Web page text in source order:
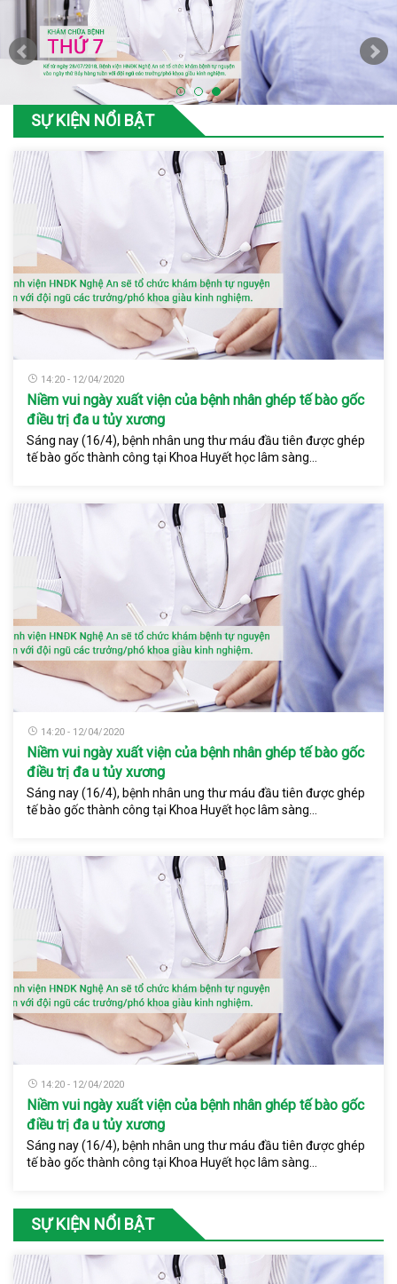
SỰ KIỆN NỔI BẬT
14:20 - 12/04/2020
Niềm vui ngày xuất viện của bệnh nhân ghép tế bào gốc
điều trị đa u tủy xương
Sáng nay (16/4), bệnh nhân ung thư máu đầu tiên được ghép
tế bào gốc thành công tại Khoa Huyết học lâm sàng...
14:20 - 12/04/2020
Niềm vui ngày xuất viện của bệnh nhân ghép tế bào gốc
điều trị đa u tủy xương
Sáng nay (16/4), bệnh nhân ung thư máu đầu tiên được ghép
tế bào gốc thành công tại Khoa Huyết học lâm sàng...
14:20 - 12/04/2020
Niềm vui ngày xuất viện của bệnh nhân ghép tế bào gốc
điều trị đa u tủy xương
Sáng nay (16/4), bệnh nhân ung thư máu đầu tiên được ghép
tế bào gốc thành công tại Khoa Huyết học lâm sàng...
SỰ KIỆN NỔI BẬT